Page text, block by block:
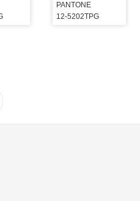
PANTONE
12-5202TPG